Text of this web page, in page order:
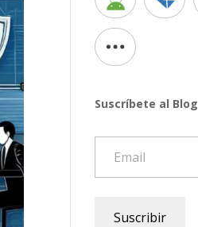
Suscríbete al Blog
Suscribir